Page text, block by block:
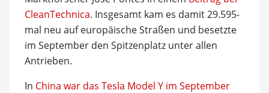
CleanTechnica. Insgesamt kam es damit 29.595-
mal neu auf europäische Straßen und besetzte
im September den Spitzenplatz unter allen
Antrieben.
In China war das Tesla Model Y im September